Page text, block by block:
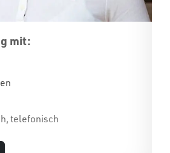
mit:
telefonisch